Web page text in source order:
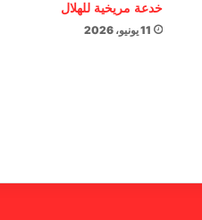
من المريخ تجاه الأهلي مدني
خدعة مريخية للهلال
11 يونيو، 2026